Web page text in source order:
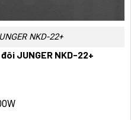
NKD-22+
JUNGER NKD-22+